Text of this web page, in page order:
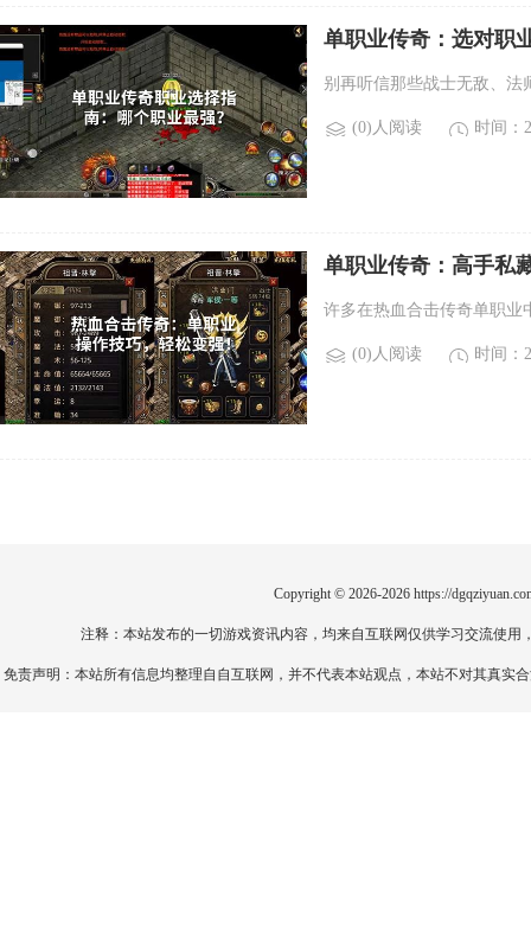
单职业传奇：选对职
别再听信那些战士无敌、法
(0)人阅读 时间：
单职业传奇：高手私
许多在热血合击传奇单职业
(0)人阅读 时间：
Copyright © 2026-2026 https://
注释：本站发布的一切游戏资讯内容，均来自互联网仅供学习交流使
免责声明：本站所有信息均整理自自互联网，并不代表本站观点，本站不对其真实